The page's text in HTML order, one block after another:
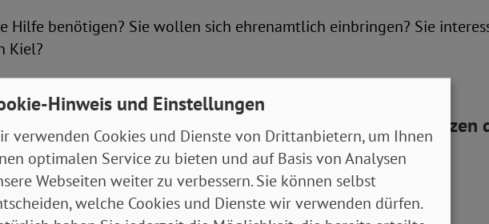
Hilfe benötigen? Sie wollen sich ehrenamtlich einbringen? Sie
Kiel?
und unsere Kreisgeschäftsstelle befinden sich im Herzen
Haus am Dreiecksplatz:
Hinweis und Einstellungen
verwenden Cookies und Dienste von Drittanbietern, um Ihnen
optimalen Service zu bieten und auf Basis von Analysen
Webseiten weiter zu verbessern. Sie können selbst
welche Cookies und Dienste wir verwenden dürfen.